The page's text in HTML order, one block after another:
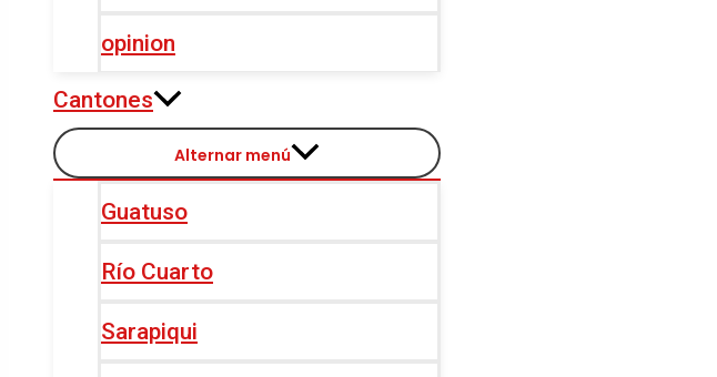
opinion
Cantones
Alternar menú
Guatuso
Río Cuarto
Sarapiqui